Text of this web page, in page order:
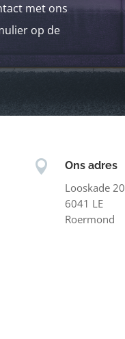
met ons
op de
 Ons adres
Looskade 20
6041 LE
Roermond